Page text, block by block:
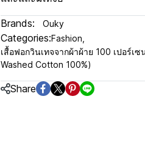
Brands: Ouky
Categories:Fashion
เสื้อฟอกวินเทจจากผ้าผ้าย 100 เปอร์เ
Washed Cotton 100%)
Share